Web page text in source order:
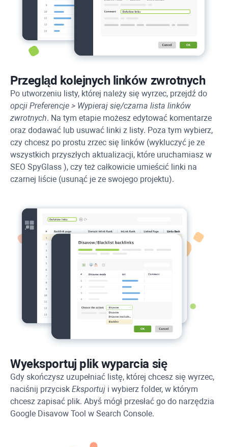
Przegląd kolejnych linków zwrotnych
Po utworzeniu listy, której należy się wyrzec, przejdź do
opcji Preferencje > Wypieraj się/czarna lista linków
zwrotnych. Na tym etapie możesz edytować komentarze
oraz dodawać lub usuwać linki z listy. Poza tym wybierz,
czy chcesz po prostu zrzec się linków (wykluczyć je ze
wszystkich przyszłych aktualizacji, które uruchamiasz w
SEO SpyGlass ), czy też całkowicie umieścić linki na
czarnej liście (usunąć je ze swojego projektu).
Wyeksportuj plik wyparcia się
Gdy skończysz uzupełniać listę, której chcesz się wyrzec,
naciśnij przycisk Eksportuj i wybierz folder, w którym
chcesz zapisać plik. Abyś mógł przesłać go do narzędzia
Google Disavow Tool w Search Console.